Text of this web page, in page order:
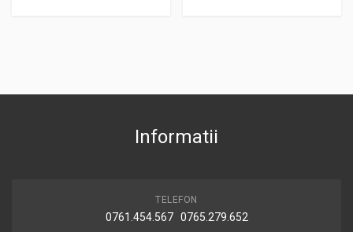
Informatii
TELEFON
0761.454.567 0765.279.652